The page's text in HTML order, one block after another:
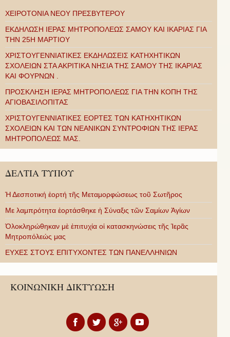
ΧΕΙΡΟΤΟΝΙΑ ΝΕΟΥ ΠΡΕΣΒΥΤΕΡΟΥ
ΕΚΔΗΛΩΣΗ ΙΕΡΑΣ ΜΗΤΡΟΠΟΛΕΩΣ ΣΑΜΟΥ ΚΑΙ ΙΚΑΡΙΑΣ ΓΙΑ
ΤΗΝ 25Η ΜΑΡΤΙΟΥ
ΧΡΙΣΤΟΥΓΕΝΝΙΑΤΙΚΕΣ ΕΚΔΗΛΩΣΕΙΣ ΚΑΤΗΧΗΤΙΚΩΝ
ΣΧΟΛΕΙΩΝ ΣΤΑ ΑΚΡΙΤΙΚΑ ΝΗΣΙΑ ΤΗΣ ΣΑΜΟΥ ΤΗΣ ΙΚΑΡΙΑΣ
ΚΑΙ ΦΟΥΡΝΩΝ .
ΠΡΟΣΚΛΗΣΗ ΙΕΡΑΣ ΜΗΤΡΟΠΟΛΕΩΣ ΓΙΑ ΤΗΝ ΚΟΠΗ ΤΗΣ
ΑΓΙΟΒΑΣΙΛΟΠΙΤΑΣ
ΧΡΙΣΤΟΥΓΕΝΝΙΑΤΙΚΕΣ ΕΟΡΤΕΣ ΤΩΝ ΚΑΤΗΧΗΤΙΚΩΝ
ΣΧΟΛΕΙΩΝ ΚΑΙ ΤΩΝ ΝΕΑΝΙΚΩΝ ΣΥΝΤΡΟΦΙΩΝ ΤΗΣ ΙΕΡΑΣ
ΜΗΤΡΟΠΟΛΕΩΣ ΜΑΣ.
ΔΕΛΤΙΑ ΤΥΠΟΥ
Ἡ Δεσποτική ἑορτή τῆς Μεταμορφώσεως τοῦ Σωτῆρος
Με λαμπρότητα ἑορτάσθηκε ἡ Σύναξις τῶν Σαμίων Ἁγίων
Ὁλοκληρώθηκαν μὲ ἐπιτυχία οἱ κατασκηνώσεις τῆς Ἱερᾶς
Μητροπόλεώς μας
ΕΥΧΕΣ ΣΤΟΥΣ ΕΠΙΤΥΧΟΝΤΕΣ ΤΩΝ ΠΑΝΕΛΛΗΝΙΩΝ
ΚΟΙΝΩΝΙΚΗ ΔΙΚΤΥΩΣΗ